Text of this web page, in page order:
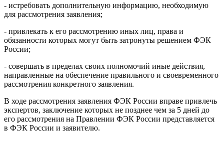
- истребовать дополнительную информацию, необходимую
для рассмотрения заявления;
- привлекать к его рассмотрению иных лиц, права и
обязанности которых могут быть затронуты решением ФЭК
России;
- совершать в пределах своих полномочий иные действия,
направленные на обеспечение правильного и своевременного
рассмотрения конкретного заявления.
В ходе рассмотрения заявления ФЭК России вправе привлечь
экспертов, заключение которых не позднее чем за 5 дней до
его рассмотрения на Правлении ФЭК России представляется
в ФЭК России и заявителю.